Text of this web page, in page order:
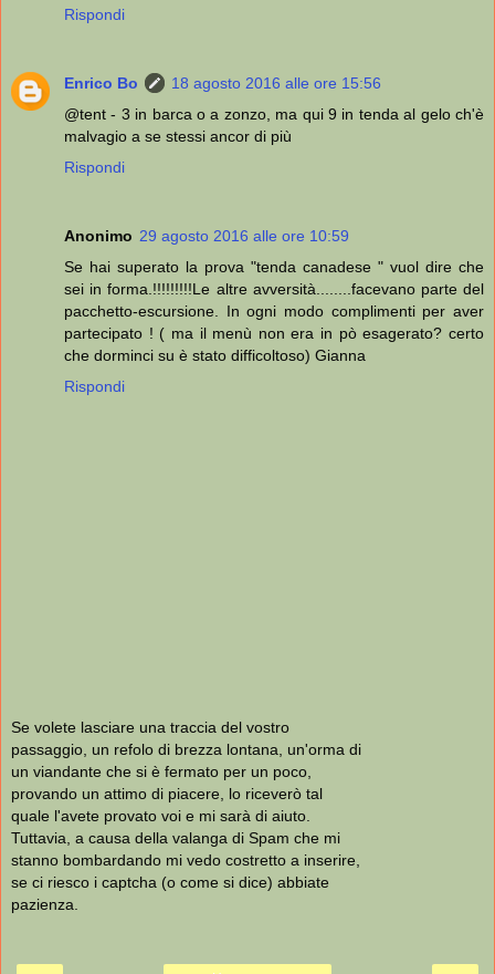
Rispondi
Enrico Bo
18 agosto 2016 alle ore 15:56
@tent - 3 in barca o a zonzo, ma qui 9 in tenda al gelo ch'è
malvagio a se stessi ancor di più
Rispondi
Anonimo 29 agosto 2016 alle ore 10:59
Se hai superato la prova "tenda canadese " vuol dire che
sei in forma.!!!!!!!!!Le altre avversità........facevano parte del
pacchetto-escursione. In ogni modo complimenti per aver
partecipato ! ( ma il menù non era in pò esagerato? certo
che dorminci su è stato difficoltoso) Gianna
Rispondi
Se volete lasciare una traccia del vostro
passaggio, un refolo di brezza lontana, un'orma di
un viandante che si è fermato per un poco,
provando un attimo di piacere, lo riceverò tal
quale l'avete provato voi e mi sarà di aiuto.
Tuttavia, a causa della valanga di Spam che mi
stanno bombardando mi vedo costretto a inserire,
se ci riesco i captcha (o come si dice) abbiate
pazienza.